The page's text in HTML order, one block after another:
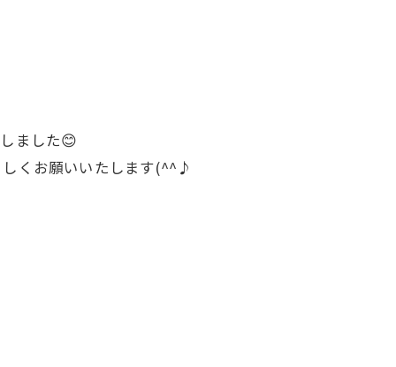
ました😊
くお願いいたします(^^♪